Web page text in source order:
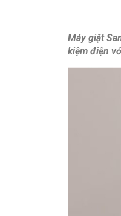
Máy giặt
kiệm điện